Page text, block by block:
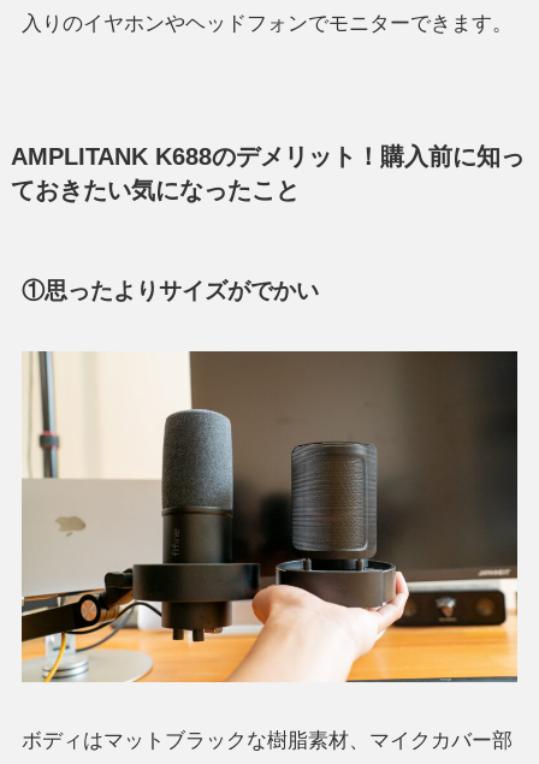
入りのイヤホンやヘッドフォンでモニターできます。
AMPLITANK K688のデメリット！購入前に知っ
ておきたい気になったこと
①思ったよりサイズがでかい
ボディはマットブラックな樹脂素材、マイクカバー部